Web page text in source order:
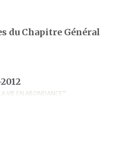
du Chapitre Général
VIE EN ABONDANCE"